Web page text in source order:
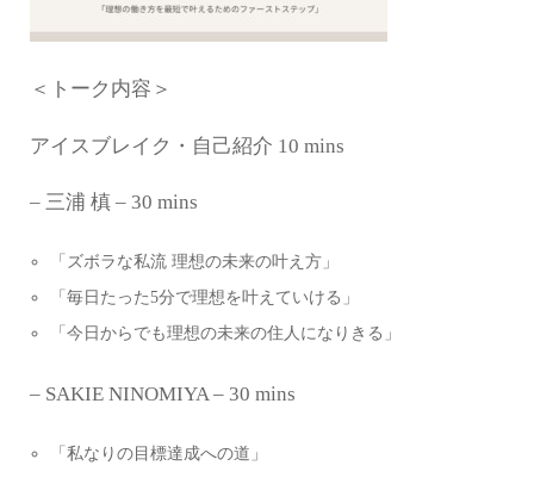
＜トーク内容＞
アイスブレイク・自己紹介 10 mins
– 三浦 槙– 30 mins
「ズボラな私流 理想の未来の叶え方」
「毎日たった5分で理想を叶えていける」
「今日からでも理想の未来の住人になりきる」
– SAKIE NINOMIYA – 30 mins
「私なりの目標達成への道」